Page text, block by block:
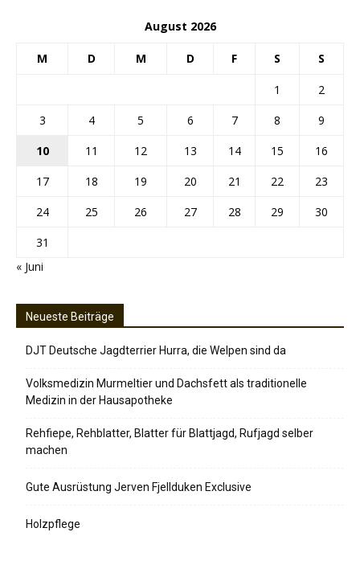
August 2026
M D M D F S S
1
2
3
4 5 6 7 8
9
10
11 12 13 14 15
16
17
18 19 20 21 22
23
24
25 26 27 28 29
30
31
« Juni
Neueste Beiträge
DJT Deutsche Jagdterrier Hurra, die Welpen sind da
Volksmedizin Murmeltier und Dachsfett als traditionelle
Medizin in der Hausapotheke
Rehfiepe, Rehblatter, Blatter für Blattjagd, Rufjagd selber
machen
Gute Ausrüstung Jerven Fjellduken Exclusive
Holzpflege